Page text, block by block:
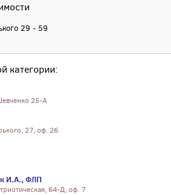
29 - 59
категории:
25-А
27, оф. 26
И.А., ФЛП
64-Д, оф. 7